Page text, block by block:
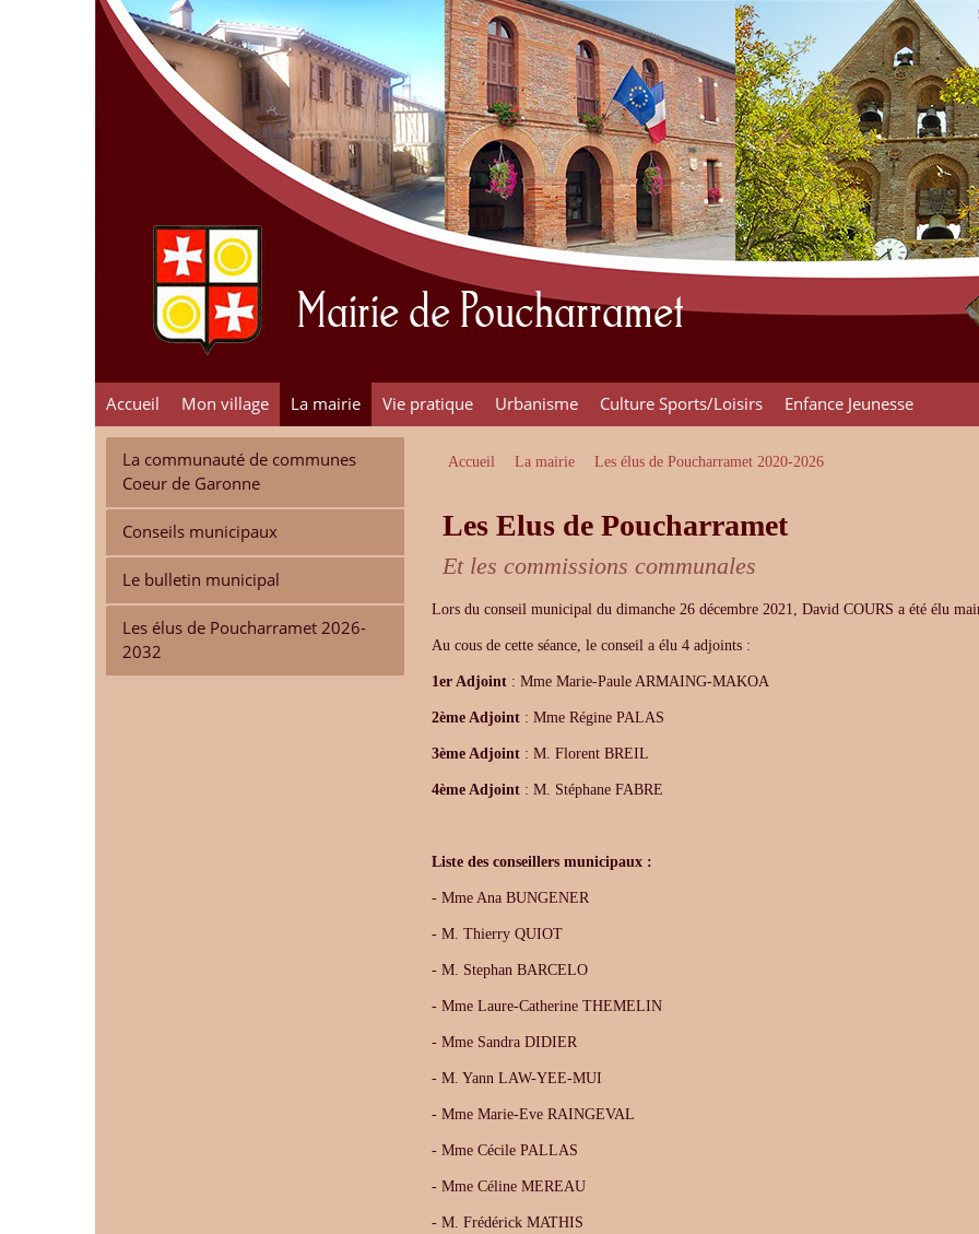
Mairie de Poucharramet
Accueil Mon village La mairie Vie pratique Urbanisme Culture Sports/Loisirs Enfance Jeunesse
Accueil La mairie Les élus de Poucharramet 2020-2026
Les Elus de Poucharramet
Et les commissions communales
Lors du conseil municipal du dimanche 26 décembre 2021, David COURS a été élu
Au cous de cette séance, le conseil a élu 4 adjoints :
1er Adjoint: Mme Marie-Paule ARMAING-MAKOA
2ème Adjoint: Mme Régine PALAS
3ème Adjoint: M. Florent BREIL
4ème Adjoint: M. Stéphane FABRE
Liste des conseillers municipaux :
- Mme Ana BUNGENER
- M. Thierry QUIOT
- M. Stephan BARCELO
- Mme Laure-Catherine THEMELIN
- Mme Sandra DIDIER
- M. Yann LAW-YEE-MUI
- Mme Marie-Eve RAINGEVAL
- Mme Cécile PALLAS
- Mme Céline MEREAU
- M. Frédérick MATHIS
La communauté de communes
Coeur de Garonne
Conseils municipaux
Le bulletin municipal
Les élus de Poucharramet 2026-
2032